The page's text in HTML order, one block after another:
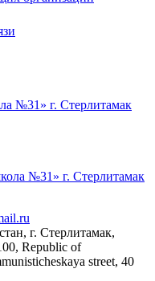
№31» г. Стерлитамак
г. Стерлитамак,
Republic of
street, 40